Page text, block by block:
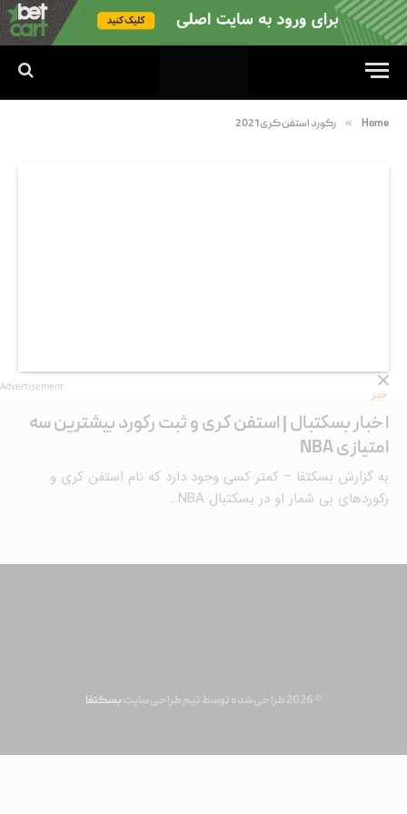
Home
» رکورد استفن کری 2021
خبر
اخبار بسکتبال | استفن کری و ثبت رکورد بیشترین سه
امتیازی NBA
به گزارش بسکتفا – کمتر کسی وجود دارد که نام استفن کری و
رکوردهای بی شمار او در بسکتبال NBA…
© 2026 طراحی شده توسط تیم طراحی سایت بسکتفا
Advertisement